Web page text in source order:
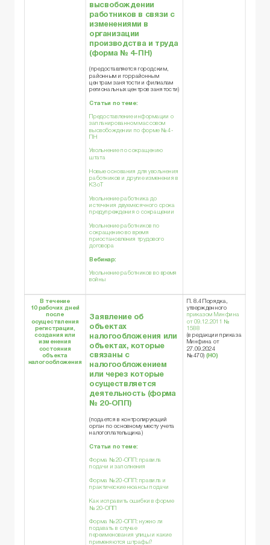
высвобождении
работников в связи с
изменениями в
организации
производства и труда
(форма № 4-ПН )
(предоставляется городским,
районным и горрайонным
центрам занятости и филиалам
региональных центров занятости)
Статьи по теме:
Предоставление информации о
запланированном массовом
высвобождении по форме № 4-
ПН
Увольнение по сокращению
штата
Новые основания для увольнения
работников и другие изменения в
КЗоТ
Увольнение работника до
истечения двухмесячного срока
предупреждения о сокращении
Увольнение работников по
сокращению во время
приостановления трудового
договора
Вебинар:
Увольнение работников во время
войны
В течение
10 рабочих дней
после
осуществления
регистрации,
создания или
изменения
состояния
объекта
налогообложения
Заявление об
объектах
налогообложения или
объектах, которые
связаны с
налогообложением
или через которые
осуществляется
деятельность (форма
№ 20-ОПП)
(подается в контролирующий
орган по основному месту учета
налогоплательщика)
Статьи по теме:
Форма № 20-ОПП: правила
подачи и заполнения
Форма № 20-ОПП: правила и
практические нюансы подачи
Как исправить ошибки в форме
№ 20-ОПП
Форма № 20-ОПП: нужно ли
подавать в случае
переименования улицы и какие
применяются штрафы?
П. 8.4 Порядка,
утвержденного
приказом Минфина
от 09.12.2011 №
1588
(в редакции приказа
Минфина от
27.09.2024
№ 470) (НО)